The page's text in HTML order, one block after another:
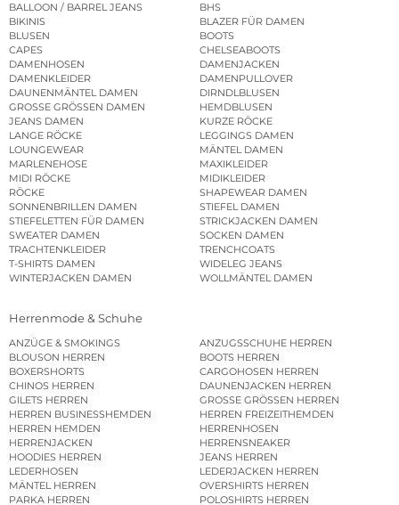
BALLOON / BARREL JEANS
BHS
BIKINIS
BLAZER FÜR DAMEN
BLUSEN
BOOTS
CAPES
CHELSEABOOTS
DAMENHOSEN
DAMENJACKEN
DAMENKLEIDER
DAMENPULLOVER
DAUNENMÄNTEL DAMEN
DIRNDLBLUSEN
GROSSE GRÖSSEN DAMEN
HEMDBLUSEN
JEANS DAMEN
KURZE RÖCKE
LANGE RÖCKE
LEGGINGS DAMEN
LOUNGEWEAR
MÄNTEL DAMEN
MARLENEHOSE
MAXIKLEIDER
MIDI RÖCKE
MIDIKLEIDER
RÖCKE
SHAPEWEAR DAMEN
SONNENBRILLEN DAMEN
STIEFEL DAMEN
STIEFELETTEN FÜR DAMEN
STRICKJACKEN DAMEN
SWEATER DAMEN
SOCKEN DAMEN
TRACHTENKLEIDER
TRENCHCOATS
T-SHIRTS DAMEN
WIDELEG JEANS
WINTERJACKEN DAMEN
WOLLMÄNTEL DAMEN
Herrenmode & Schuhe
ANZÜGE & SMOKINGS
ANZUGSSCHUHE HERREN
BLOUSON HERREN
BOOTS HERREN
BOXERSHORTS
CARGOHOSEN HERREN
CHINOS HERREN
DAUNENJACKEN HERREN
GILETS HERREN
GROSSE GRÖSSEN HERREN
HERREN BUSINESSHEMDEN
HERREN FREIZEITHEMDEN
HERREN HEMDEN
HERRENHOSEN
HERRENJACKEN
HERRENSNEAKER
HOODIES HERREN
JEANS HERREN
LEDERHOSEN
LEDERJACKEN HERREN
MÄNTEL HERREN
OVERSHIRTS HERREN
PARKA HERREN
POLOSHIRTS HERREN